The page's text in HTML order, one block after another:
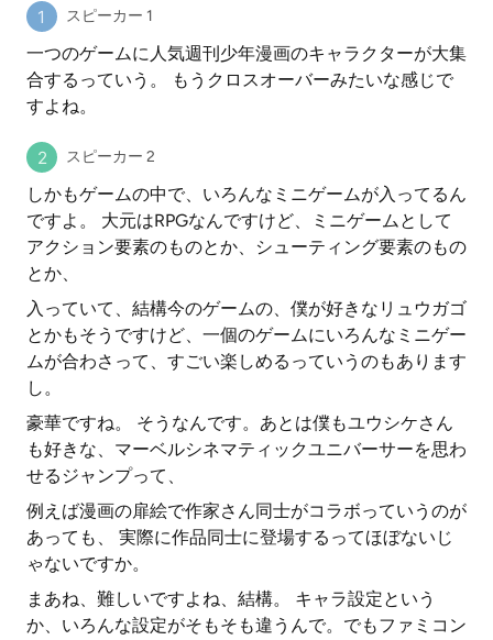
スピーカー 1
一つのゲームに人気週刊少年漫画のキャラクターが大集
合するっていう。 もうクロスオーバーみたいな感じで
すよね。
スピーカー 2
しかもゲームの中で、いろんなミニゲームが入ってるん
ですよ。 大元はRPGなんですけど、ミニゲームとして
アクション要素のものとか、シューティング要素のもの
とか、
入っていて、結構今のゲームの、僕が好きなリュウガゴ
とかもそうですけど、一個のゲームにいろんなミニゲー
ムが合わさって、すごい楽しめるっていうのもあります
し。
豪華ですね。 そうなんです。あとは僕もユウシケさん
も好きな、マーベルシネマティックユニバーサーを思わ
せるジャンプって、
例えば漫画の扉絵で作家さん同士がコラボっていうのが
あっても、 実際に作品同士に登場するってほぼないじ
ゃないですか。
まあね、難しいですよね、結構。 キャラ設定という
か、いろんな設定がそもそも違うんで。でもファミコン